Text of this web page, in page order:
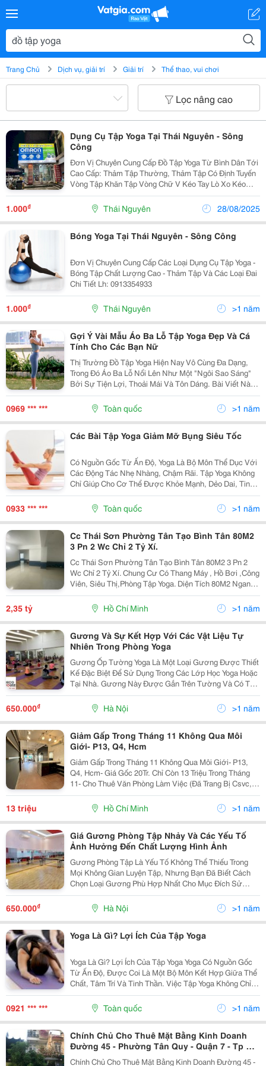
Trang Chủ Dịch vụ, giải trí Giải trí Thể thao, vui chơi
Lọc nâng cao
Dụng Cụ Tập Yoga Tại Thái Nguyên - Sông
Công
Đơn Vị Chuyên Cung Cấp Đồ Tập Yoga Từ Bình Dân Tới
Cao Cấp: Thảm Tập Thường, Thảm Tập Có Định Tuyến
Vòng Tập Khăn Tập Vòng Chữ V Kéo Tay Lò Xo Kéo
Dãn Vv Chi Tiết Lh: 0913354933
1.000₫ Thái Nguyên 28/08/2025
Bóng Yoga Tại Thái Nguyên - Sông Công
Đơn Vị Chuyên Cung Cấp Các Loại Dụng Cụ Tập Yoga -
Bóng Tập Chất Lượng Cao - Thảm Tập Và Các Loại Đai
Chi Tiết Lh: 0913354933
1.000₫ Thái Nguyên >1 năm
Gợi Ý Vài Mẫu Áo Ba Lỗ Tập Yoga Đẹp Và Cá
Tính Cho Các Bạn Nữ
Thị Trường Đồ Tập Yoga Hiện Nay Vô Cùng Đa Dạng,
Trong Đó Áo Ba Lỗ Nổi Lên Như Một "Ngôi Sao Sáng"
Bởi Sự Tiện Lợi, Thoải Mái Và Tôn Dáng. Bài Viết Này
Sẽ Giới Thiệu Đến Bạn Những Mẫu Áo Ba Lỗ Yoga Đẹp
Và Cá Tính, Giúp Bạn Tự Tin Thể Hiện Phong Cách...
0969 *** *** Toàn quốc >1 năm
Các Bài Tập Yoga Giảm Mỡ Bụng Siêu Tốc
Có Nguồn Gốc Từ Ấn Độ, Yoga Là Bộ Môn Thể Dục Với
Các Động Tác Nhẹ Nhàng, Chậm Rãi. Tập Yoga Không
Chỉ Giúp Cho Cơ Thể Được Khỏe Mạnh, Dẻo Dai, Tinh
Thần Được Thư Giãn Thoải Mái Hơn Sau Các Buổi Tập
Luyện. Mà Còn Được Các Chị Em Lựa Chọn Là Cách
Giảm...
0933 *** *** Toàn quốc >1 năm
Cc Thái Sơn Phường Tân Tạo Bình Tân 80M2
3 Pn 2 Wc Chỉ 2 Tỷ Xí.
Cc Thái Sơn Phường Tân Tạo Bình Tân 80M2 3 Pn 2
Wc Chỉ 2 Tỷ Xí. Chung Cư Có Thang Máy , Hồ Bơi ,Công
Viên, Siêu Thị,Phòng Tập Yoga. Diện Tích 80M2 Ngang
9M Dài 9M. Gồm 3 Pn, 2 Wc, Pk , Bếp. Bán Kính 500M
Có Nhà Trẻ, Bệnh Viện Ngọc Ánh, Chợ Bà...
2,35 tỷ Hồ Chí Minh >1 năm
Gương Và Sự Kết Hợp Với Các Vật Liệu Tự
Nhiên Trong Phòng Yoga
Gương Ốp Tường Yoga Là Một Loại Gương Được Thiết
Kế Đặc Biệt Để Sử Dụng Trong Các Lớp Học Yoga Hoặc
Tại Nhà. Gương Này Được Gắn Trên Tường Và Có Thể
Được Sử Dụng Để Giúp Người Tập Yoga Cải Thiện Tư
Thế Và Phong Cách Tập Luyện Của Mình. Gương Dán...
650.000₫ Hà Nội >1 năm
Giảm Gấp Trong Tháng 11 Không Qua Môi
Giới- P13, Q4, Hcm
Giảm Gấp Trong Tháng 11 Không Qua Môi Giới- P13,
Q4, Hcm- Giá Gốc 20Tr. Chỉ Còn 13 Triệu Trong Tháng
11- Cho Thuê Văn Phòng Làm Việc (Đã Trang Bị Csvc,
Máy Lạnh); Phòng Tập Yoga Sàn Gỗ, Gắn Kiếng Sát
Sàn, Studio (Đã Thiết Kế).- Khu Hành Chính Sự...
13 triệu Hồ Chí Minh >1 năm
Giá Gương Phòng Tập Nhảy Và Các Yếu Tố
Ảnh Hưởng Đến Chất Lượng Hình Ảnh
Gương Phòng Tập Là Yếu Tố Không Thể Thiếu Trong
Mọi Không Gian Luyện Tập, Nhưng Bạn Đã Biết Cách
Chọn Loại Gương Phù Hợp Nhất Cho Mục Đích Sử
Dụng Của Mình Chưa? Trong Bất Kỳ Phòng Gym, Studio
Nhảy, Phòng Múa Hay Khu Vực Tập Yoga Nào, Gương
Không Chỉ...
650.000₫ Hà Nội >1 năm
Yoga Là Gì? Lợi Ích Của Tập Yoga
Yoga Là Gì? Lợi Ích Của Tập Yoga Yoga Có Nguồn Gốc
Từ Ấn Độ, Được Coi Là Một Bộ Môn Kết Hợp Giữa Thể
Chất, Tâm Trí Và Tinh Thần. Việc Tập Yoga Không Chỉ
Giúp Cơ Thể Dẻo Dai Mà Còn Giúp Nâng Cao Chất
Lượng Cuộc Sống. Dưới Đây Là Một Số Lợi Ích Nổi...
0921 *** *** Toàn quốc >1 năm
Chính Chủ Cho Thuê Mặt Bằng Kinh Doanh
Đường 45 - Phường Tân Quy - Quận 7 - Tp Hồ
Chí Minh
Chính Chủ Cho Thuê Mặt Bằng Kinh Doanh Đường 45 -